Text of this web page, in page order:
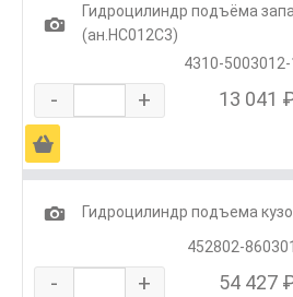
1
Гидроцилиндр подъёма
(ан.HC012C3)
4310-5003012-
- + 13 041
Ä
1
Гидроцилиндр подъема
452802-
- + 54 427